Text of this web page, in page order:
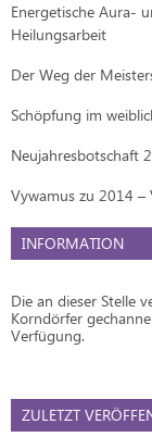
Energetische Aura-
Heilungsarbeit
Der Weg der
Schöpfung im
Neujahresbotschaft
Vywamus zu 2014 –
INFORMATION
Die an dieser Stelle
Korndörfer
Verfügung.
ZULETZT